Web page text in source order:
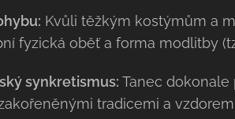
Kvůli těžkým kostýmům a
fyzická oběť a forma modlitby
synkretismus: Tanec
tradicemi a